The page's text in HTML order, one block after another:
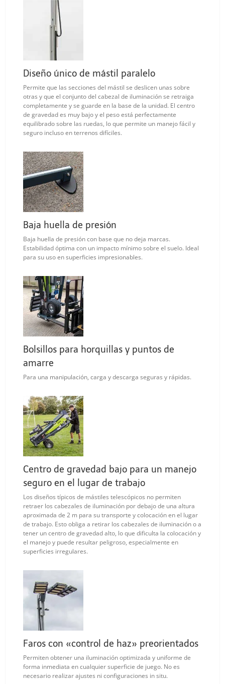
Diseño único de mástil paralelo
Permite que las secciones del mástil se deslicen unas sobre
otras y que el conjunto del cabezal de iluminación se retraiga
completamente y se guarde en la base de la unidad. El centro
de gravedad es muy bajo y el peso está perfectamente
equilibrado sobre las ruedas, lo que permite un manejo fácil y
seguro incluso en terrenos difíciles.
Baja huella de presión
Baja huella de presión con base que no deja marcas.
Estabilidad óptima con un impacto mínimo sobre el suelo. Ideal
para su uso en superficies impresionables.
Bolsillos para horquillas y puntos de
amarre
Para una manipulación, carga y descarga seguras y rápidas.
Centro de gravedad bajo para un manejo
seguro en el lugar de trabajo
Los diseños típicos de mástiles telescópicos no permiten
retraer los cabezales de iluminación por debajo de una altura
aproximada de 2 m para su transporte y colocación en el lugar
de trabajo. Esto obliga a retirar los cabezales de iluminación o a
tener un centro de gravedad alto, lo que dificulta la colocación y
el manejo y puede resultar peligroso, especialmente en
superficies irregulares.
Faros con «control de haz» preorientados
Permiten obtener una iluminación optimizada y uniforme de
forma inmediata en cualquier superficie de juego. No es
necesario realizar ajustes ni configuraciones in situ.